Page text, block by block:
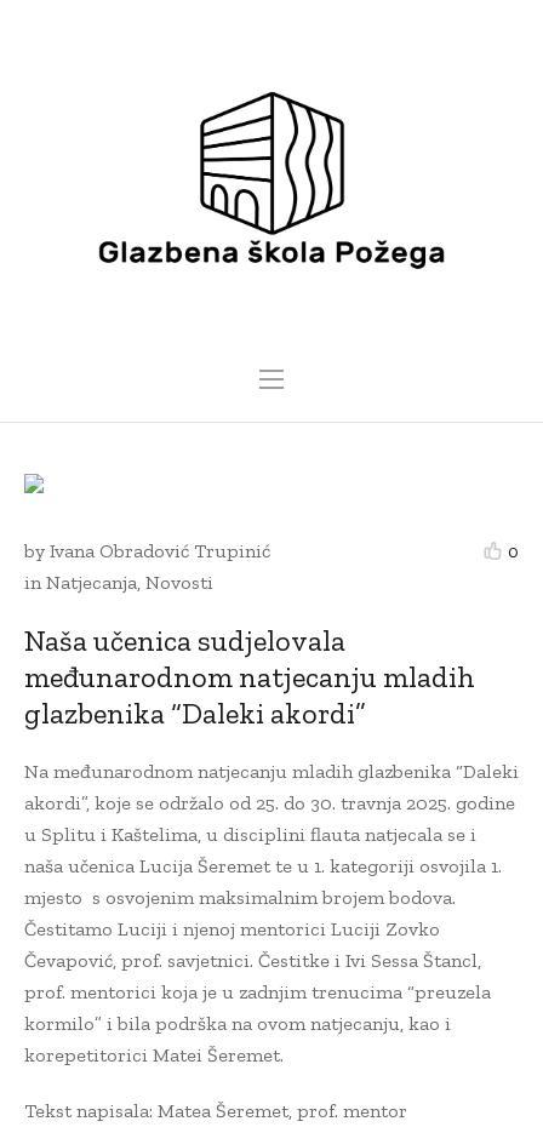
5 SVIBNJA, 2025
0
by Ivana Obradović Trupinić
in Natjecanja Novosti
Naša učenica sudjelovala
međunarodnom natjecanju mladih
glazbenika “Daleki akordi”
Na međunarodnom natjecanju mladih glazbenika “Daleki
akordi”, koje se održalo od 25. do 30. travnja 2025. godine
u Splitu i Kaštelima, u disciplini flauta natjecala se i
naša učenica Lucija Šeremet te u 1. kategoriji osvojila 1.
mjesto s osvojenim maksimalnim brojem bodova.
Čestitamo Luciji i njenoj mentorici Luciji Zovko
Čevapović, prof. savjetnici. Čestitke i Ivi Sessa Štancl,
prof. mentorici koja je u zadnjim trenucima “preuzela
kormilo” i bila podrška na ovom natjecanju, kao i
korepetitorici Matei Šeremet.
Tekst napisala: Matea Šeremet, prof. mentor